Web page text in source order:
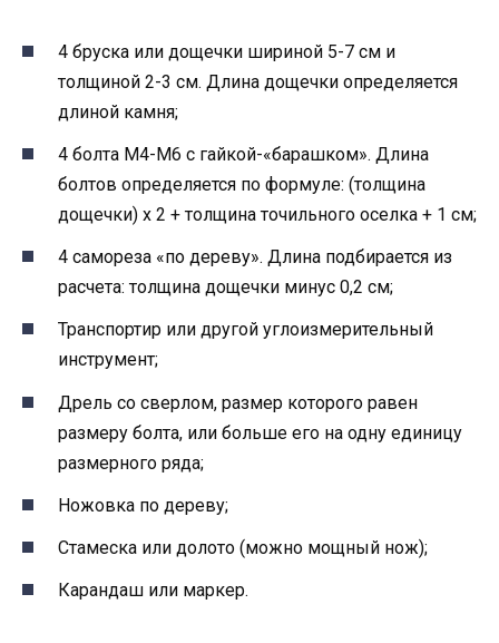
4 бруска или дощечки шириной 5-7 см и
толщиной 2-3 см. Длина дощечки определяется
длиной камня;
4 болта М4-М6 с гайкой-«барашком». Длина
болтов определяется по формуле: (толщина
дощечки) х 2 + толщина точильного оселка + 1 см;
4 самореза «по дереву». Длина подбирается из
расчета: толщина дощечки минус 0,2 см;
Транспортир или другой углоизмерительный
инструмент;
Дрель со сверлом, размер которого равен
размеру болта, или больше его на одну единицу
размерного ряда;
Ножовка по дереву;
Стамеска или долото (можно мощный нож);
Карандаш или маркер.